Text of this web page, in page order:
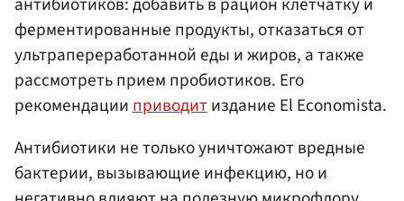
ферментированные продукты, отказаться от
ультрапереработанной еды и жиров, а также
рассмотреть прием пробиотиков. Его
рекомендацииприводитиздание El Economista.
Антибиотики не только уничтожают вредные
бактерии, вызывающие инфекцию, но и